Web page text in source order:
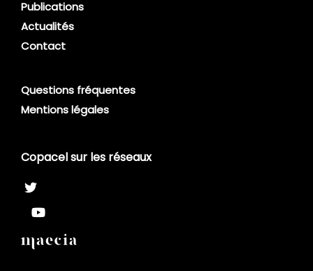
Publications
Actualités
Contact
Questions fréquentes
Mentions légales
Copacel sur les réseaux